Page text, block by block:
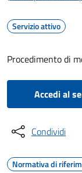
Servizio attivo
Procedimento di
Accedi al
Condividi
Normativa di